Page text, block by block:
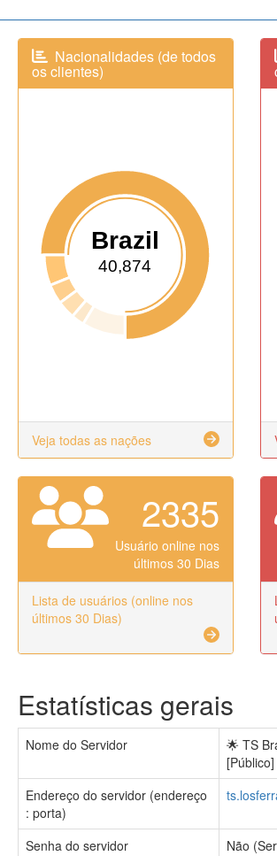
Nacionalidades (de todos
os clientes)
Brazil
40,874
Veja todas as nações
2335
Usuário online nos
últimos 30 Dias
Lista de usuários (online nos
últimos 30 Dias)
Estatísticas gerais
Nome do Servidor
🌟 TS
Endereço do servidor (endereço
: porta)
Senha do servidor Não